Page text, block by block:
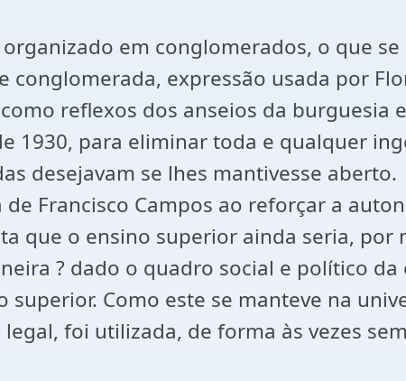
em conglomerados, o que
conglomerada, expressão usada por
reflexos dos anseios da burguesia
1930, para eliminar toda e qualquer
desejavam se lhes mantivesse aberto.
Francisco Campos ao reforçar a
que o ensino superior ainda seria,
? dado o quadro social e político da
Como este se manteve na
foi utilizada, de forma às vezes